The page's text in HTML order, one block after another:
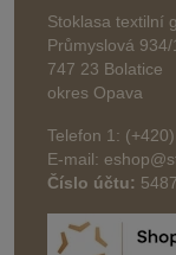
Stoklasa textilní
Průmyslová 934/
747 23 Bolatice
okres Opava
Telefon 1:
E-mail:
Číslo účtu: